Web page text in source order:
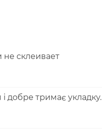
склеивает
добре тримає укладку.